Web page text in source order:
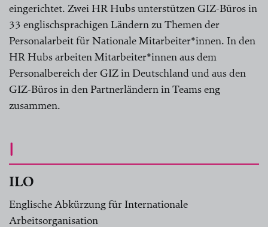
eingerichtet. Zwei HR Hubs unterstützen GIZ-Büros in
33 englischsprachigen Ländern zu Themen der
Personalarbeit für Nationale Mitarbeiter*innen. In den
HR Hubs arbeiten Mitarbeiter*innen aus dem
Personalbereich der GIZ in Deutschland und aus den
GIZ-Büros in den Partnerländern in Teams eng
zusammen.
I
ILO
Englische Abkürzung für Internationale
Arbeitsorganisation